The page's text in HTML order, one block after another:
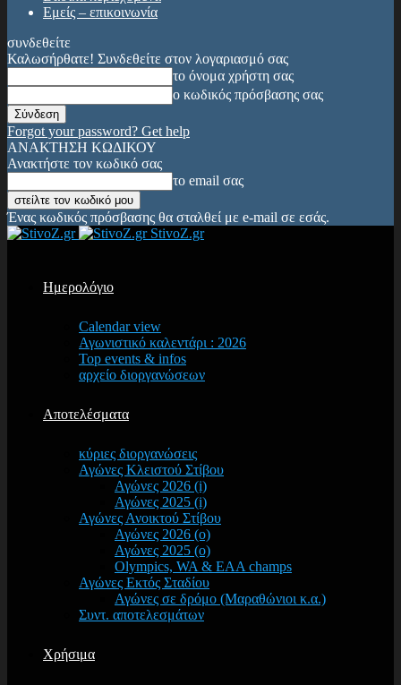
Εμείς – επικοινωνία
συνδεθείτε
Καλωσήρθατε! Συνδεθείτε στον λογαριασμό σας
το όνομα χρήστη σας
ο κωδικός πρόσβασης σας
Forgot your password? Get help
ΑΝΑΚΤΗΣΗ ΚΩΔΙΚΟΥ
Ανακτήστε τον κωδικό σας
το email σας
Ένας κωδικός πρόσβασης θα σταλθεί με e-mail σε εσάς.
StivoZ.gr
Ημερολόγιο
Calendar view
Αγωνιστικό καλεντάρι : 2026
Top events & infos
αρχείο διοργανώσεων
Αποτελέσματα
κύριες διοργανώσεις
Αγώνες Κλειστού Στίβου
Αγώνες 2026 (i)
Αγώνες 2025 (i)
Αγώνες Ανοικτού Στίβου
Αγώνες 2026 (o)
Αγώνες 2025 (o)
Olympics, WA & EAA champs
Αγώνες Εκτός Σταδίου
Αγώνες σε δρόμο (Μαραθώνιοι κ.α.)
Συντ. αποτελεσμάτων
Χρήσιμα